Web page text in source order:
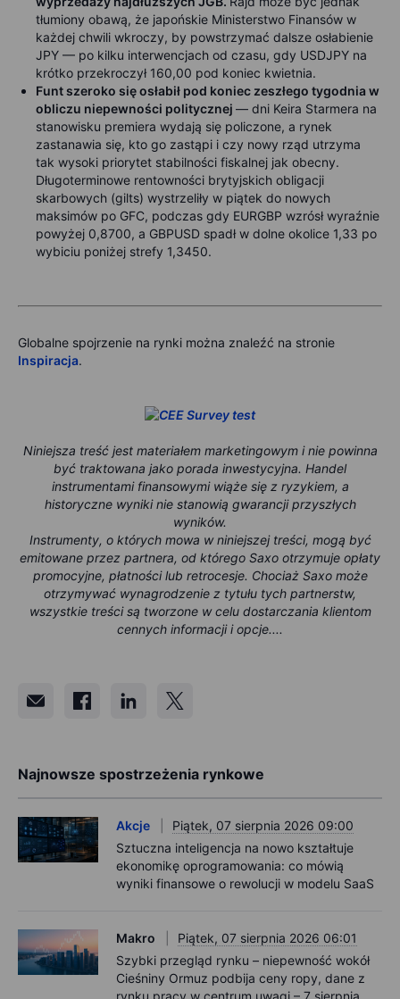
tłumiony obawą, że japońskie Ministerstwo Finansów w
każdej chwili wkroczy, by powstrzymać dalsze osłabienie
JPY — po kilku interwencjach od czasu, gdy USDJPY na
krótko przekroczył 160,00 pod koniec kwietnia.
Funt szeroko się osłabił pod koniec zeszłego tygodnia w
obliczu niepewności politycznej — dni Keira Starmera na
stanowisku premiera wydają się policzone, a rynek
zastanawia się, kto go zastąpi i czy nowy rząd utrzyma
tak wysoki priorytet stabilności fiskalnej jak obecny.
Długoterminowe rentowności brytyjskich obligacji
skarbowych (gilts) wystrzeliły w piątek do nowych
maksimów po GFC, podczas gdy EURGBP wzrósł wyraźnie
powyżej 0,8700, a GBPUSD spadł w dolne okolice 1,33 po
wybiciu poniżej strefy 1,3450.
Globalne spojrzenie na rynki można znaleźć na stronie
Inspiracja.
Niniejsza treść jest materiałem marketingowym i nie powinna
być traktowana jako porada inwestycyjna. Handel
instrumentami finansowymi wiąże się z ryzykiem, a
historyczne wyniki nie stanowią gwarancji przyszłych
wyników.
Instrumenty, o których mowa w niniejszej treści, mogą być
emitowane przez partnera, od którego Saxo otrzymuje opłaty
promocyjne, płatności lub retrocesje. Chociaż Saxo może
otrzymywać wynagrodzenie z tytułu tych partnerstw,
wszystkie treści są tworzone w celu dostarczania klientom
cennych informacji i opcje....
Najnowsze spostrzeżenia rynkowe
Akcje
Piątek, 07 sierpnia 2026 09:00
Sztuczna inteligencja na nowo kształtuje
ekonomikę oprogramowania: co mówią
wyniki finansowe o rewolucji w modelu SaaS
Makro
Piątek, 07 sierpnia 2026 06:01
Szybki przegląd rynku – niepewność wokół
Cieśniny Ormuz podbija ceny ropy, dane z